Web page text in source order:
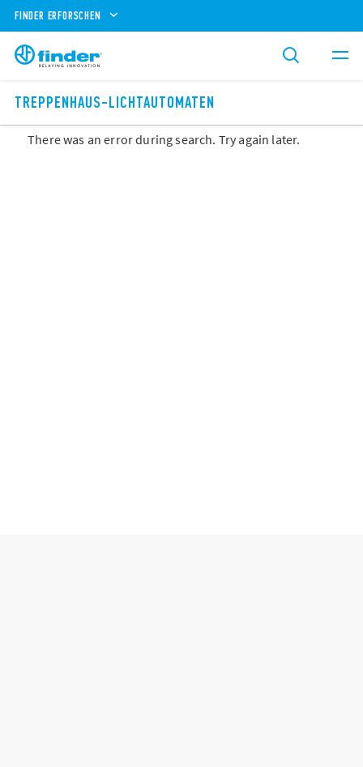
FINDER ERFORSCHEN
TREPPENHAUS-LICHTAUTOMATEN
There was an error during search. Try again later.